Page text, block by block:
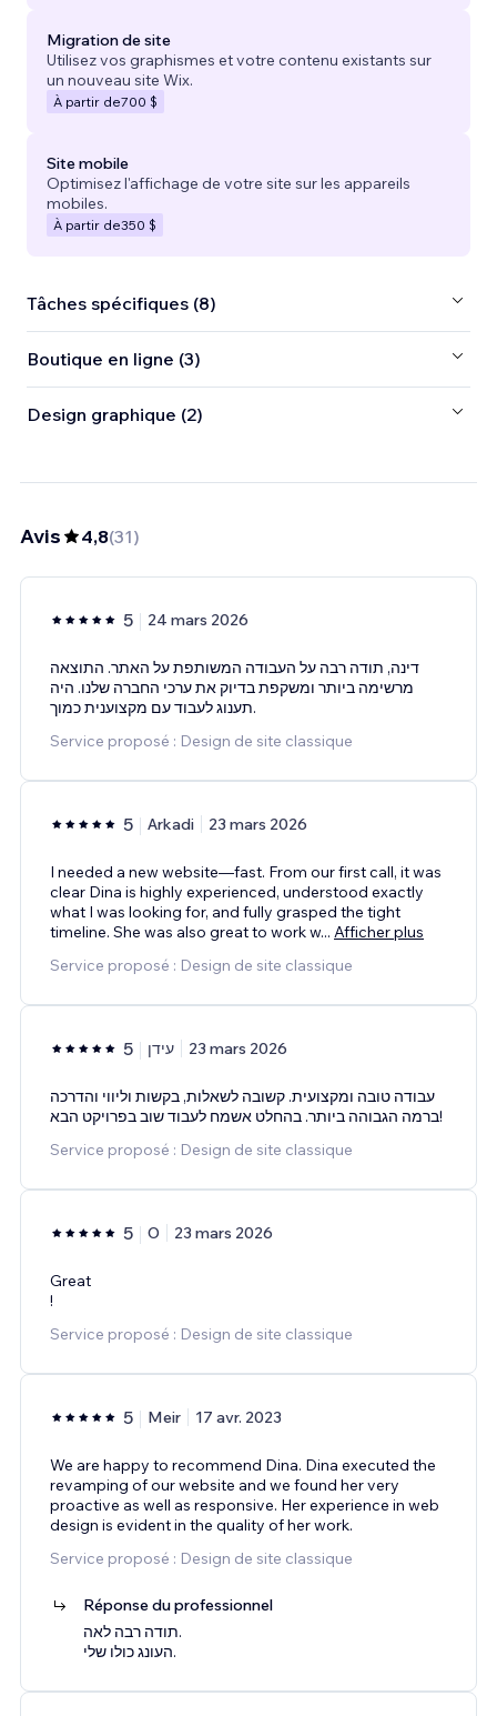
Migration de site
Utilisez vos graphismes et votre contenu existants sur
un nouveau site Wix.
À partir de700 $
Site mobile
Optimisez l'affichage de votre site sur les appareils
mobiles.
À partir de350 $
Tâches spécifiques (8)
Boutique en ligne (3)
Design graphique (2)
Avis 4,8(31)
5 24 mars 2026
דינה, תודה רבה על העבודה המשותפת על האתר. התוצאה
מרשימה ביותר ומשקפת בדיוק את ערכי החברה שלנו. היה
תענוג לעבוד עם מקצוענית כמוך.
Service proposé : Design de site classique
5 Arkadi 23 mars 2026
I needed a new website—fast. From our first call, it was
clear Dina is highly experienced, understood exactly
what I was looking for, and fully grasped the tight
timeline. She was also great to work w... Afficher plus
Service proposé : Design de site classique
5 עידן 23 mars 2026
עבודה טובה ומקצועית. קשובה לשאלות, בקשות וליווי והדרכה
ברמה הגבוהה ביותר. בהחלט אשמח לעבוד שוב בפרויקט הבא!
Service proposé : Design de site classique
5 O 23 mars 2026
Great
!
Service proposé : Design de site classique
5 Meir 17 avr. 2023
We are happy to recommend Dina. Dina executed the
revamping of our website and we found her very
proactive as well as responsive. Her experience in web
design is evident in the quality of her work.
Service proposé : Design de site classique
Réponse du professionnel
תודה רבה לאה.
העונג כולו שלי.